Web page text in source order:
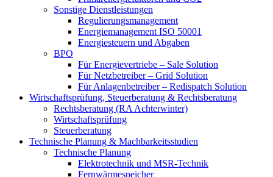
Sonstige Dienstleistungen
Regulierungsmanagement
Energiemanagement ISO 50001
Energiesteuern und Abgaben
BPO
Für Energievertriebe – Sale Solution
Für Netzbetreiber – Grid Solution
Für Anlagenbetreiber – Redispatch Solution
Wirtschaftsprüfung, Steuerberatung & Rechtsberatung
Rechtsberatung (RA Achterwinter)
Wirtschaftsprüfung
Steuerberatung
Technische Planung & Machbarkeitsstudien
Technische Planung
Elektrotechnik und MSR-Technik
Fernwärmespeicher